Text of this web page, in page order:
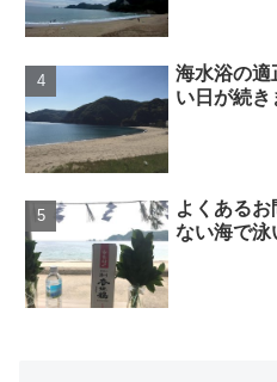
海水浴の
い日が続き
よくある
ない海で泳